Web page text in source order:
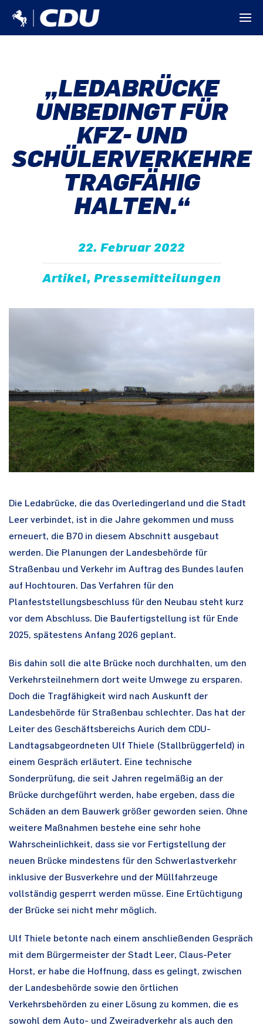
„LEDABRÜCKE
UNBEDINGT FÜR
KFZ- UND
SCHÜLERVERKEHRE
TRAGFÄHIG
HALTEN.“
22. Februar 2022
Artikel, Pressemitteilungen
Die Ledabrücke, die das Overledingerland und die Stadt
Leer verbindet, ist in die Jahre gekommen und muss
erneuert, die B70 in diesem Abschnitt ausgebaut
werden. Die Planungen der Landesbehörde für
Straßenbau und Verkehr im Auftrag des Bundes laufen
auf Hochtouren. Das Verfahren für den
Planfeststellungsbeschluss für den Neubau steht kurz
vor dem Abschluss. Die Baufertigstellung ist für Ende
2025, spätestens Anfang 2026 geplant.
Bis dahin soll die alte Brücke noch durchhalten, um den
Verkehrsteilnehmern dort weite Umwege zu ersparen.
Doch die Tragfähigkeit wird nach Auskunft der
Landesbehörde für Straßenbau schlechter. Das hat der
Leiter des Geschäftsbereichs Aurich dem CDU-
Landtagsabgeordneten Ulf Thiele (Stallbrüggerfeld) in
einem Gespräch erläutert. Eine technische
Sonderprüfung, die seit Jahren regelmäßig an der
Brücke durchgeführt werden, habe ergeben, dass die
Schäden an dem Bauwerk größer geworden seien. Ohne
weitere Maßnahmen bestehe eine sehr hohe
Wahrscheinlichkeit, dass sie vor Fertigstellung der
neuen Brücke mindestens für den Schwerlastverkehr
inklusive der Busverkehre und der Müllfahrzeuge
vollständig gesperrt werden müsse. Eine Ertüchtigung
der Brücke sei nicht mehr möglich.
Ulf Thiele betonte nach einem anschließenden Gespräch
mit dem Bürgermeister der Stadt Leer, Claus-Peter
Horst, er habe die Hoffnung, dass es gelingt, zwischen
der Landesbehörde sowie den örtlichen
Verkehrsbehörden zu einer Lösung zu kommen, die es
sowohl dem Auto- und Zweiradverkehr als auch den